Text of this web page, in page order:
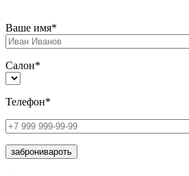
Ваше имя*
Салон*
Телефон*